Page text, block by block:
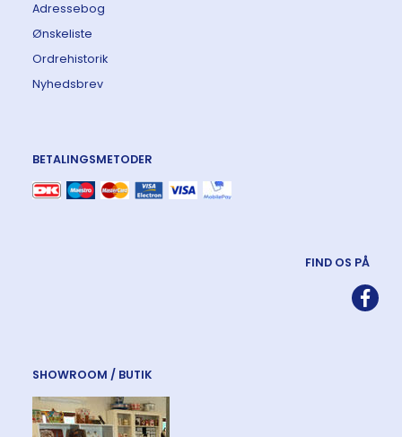
Adressebog
Ønskeliste
Ordrehistorik
Nyhedsbrev
BETALINGSMETODER
FIND OS PÅ
SHOWROOM / BUTIK